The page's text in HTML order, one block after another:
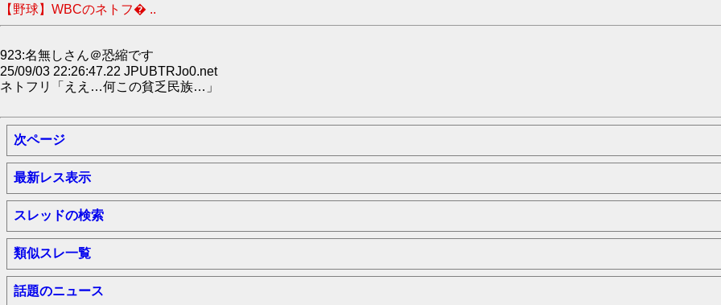
【野球】WBCのネトフ� ..
923:名無しさん＠恐縮です
25/09/03 22:26:47.22 JPUBTRJo0.net
ネトフリ「ええ…何この貧乏民族…」
次ページ
最新レス表示
スレッドの検索
類似スレ一覧
話題のニュース